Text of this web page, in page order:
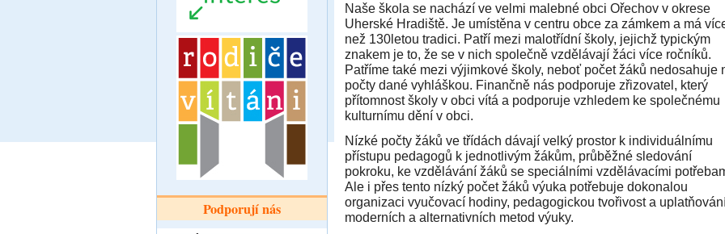
Podporují nás
Naše škola se nachází ve velmi malebné obci Ořechov v okrese
Uherské Hradiště. Je umístěna v centru obce za zámkem a má
než 130letou tradici. Patří mezi malotřídní školy, jejichž typickým
znakem je to, že se v nich společně vzdělávají žáci více ročníků.
Patříme také mezi výjimkové školy, neboť počet žáků nedosahuje
počty dané vyhláškou. Finančně nás podporuje zřizovatel, který
přítomnost školy v obci vítá a podporuje vzhledem ke společnému
kulturnímu dění v obci.
Nízké počty žáků ve třídách dávají velký prostor k individuálnímu
přístupu pedagogů k jednotlivým žákům, průběžné sledování
pokroku, ke vzdělávání žáků se speciálními vzdělávacími
Ale i přes tento nízký počet žáků výuka potřebuje dokonalou
organizaci vyučovací hodiny, pedagogickou tvořivost a
moderních a alternativních metod výuky.